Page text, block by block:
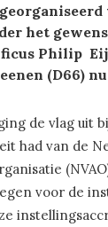
het
Philip
(D66)
de vlag uit
had van de
voor de